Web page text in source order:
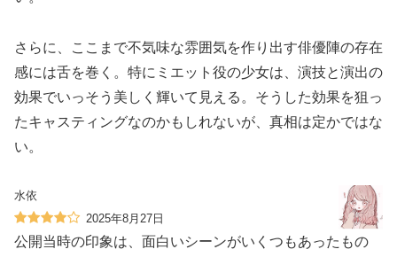
さらに、ここまで不気味な雰囲気を作り出す俳優陣の存在
感には舌を巻く。特にミエット役の少女は、演技と演出の
効果でいっそう美しく輝いて見える。そうした効果を狙っ
たキャスティングなのかもしれないが、真相は定かではな
い。
水依
2025年8月27日
公開当時の印象は、面白いシーンがいくつもあったもの